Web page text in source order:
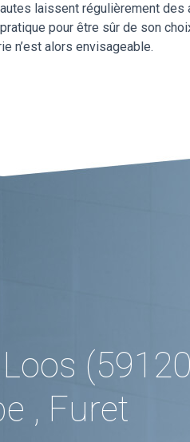
laissent régulièrement
pour être sûr de son
n’est alors envisageable.
, Furet